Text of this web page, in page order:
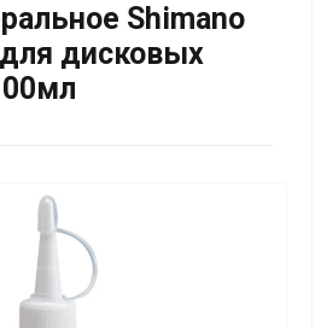
Shimano
дисковых